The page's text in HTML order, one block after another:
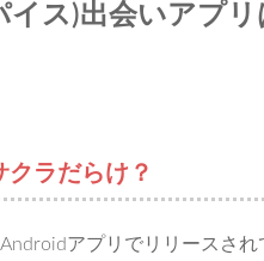
イス)出会いアプ
クラだらけ？
アプリでリリースさ